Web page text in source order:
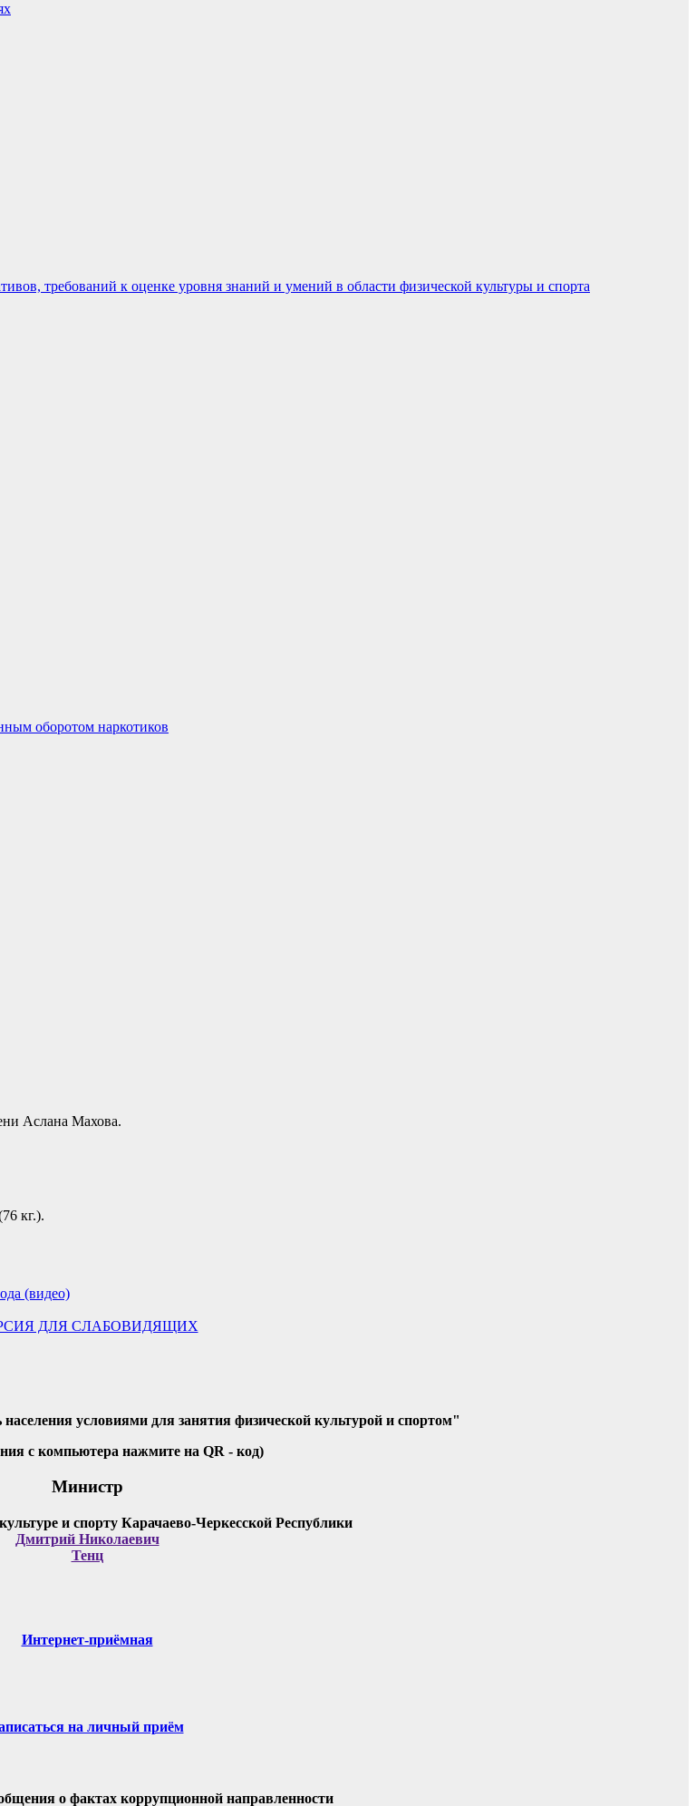
требований к оценке уровня знаний и умений в области физической культуры и спорта
оборотом наркотиков
Аслана Махова.
кг.).
(видео)
ДЛЯ СЛАБОВИДЯЩИХ
условиями для занятия физической культурой и спортом"
с компьютера нажмите на QR - код)
Министр
Дмитрий Николаевич
Тенц
Интернет-приёмная
на личный приём
о фактах коррупционной направленности